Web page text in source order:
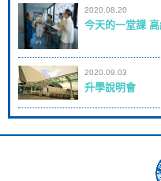
2020.08.20
今天的一堂課 高
2020.09.03
升學說明會